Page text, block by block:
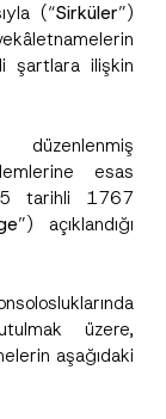
(“Sirküler”)
şartlara ilişkin
esas
tarihli 1767
”) açıklandığı
üzere,
aşağıdaki
p
p
r
o